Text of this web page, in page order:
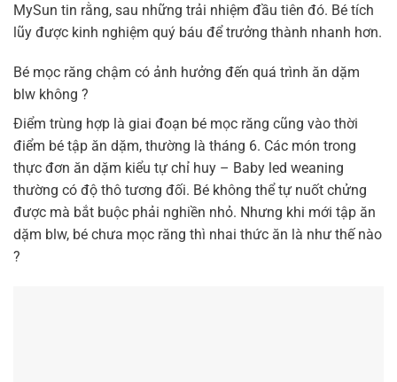
MySun tin rằng, sau những trải nhiệm đầu tiên đó. Bé tích
lũy được kinh nghiệm quý báu để trưởng thành nhanh hơn.
Bé mọc răng chậm có ảnh hưởng đến quá trình ăn dặm
blw không ?
Điểm trùng hợp là giai đoạn bé mọc răng cũng vào thời
điểm bé tập ăn dặm, thường là tháng 6. Các món trong
thực đơn ăn dặm kiểu tự chỉ huy – Baby led weaning
thường có độ thô tương đối. Bé không thể tự nuốt chửng
được mà bắt buộc phải nghiền nhỏ. Nhưng khi mới tập ăn
dặm blw, bé chưa mọc răng thì nhai thức ăn là như thế nào
?